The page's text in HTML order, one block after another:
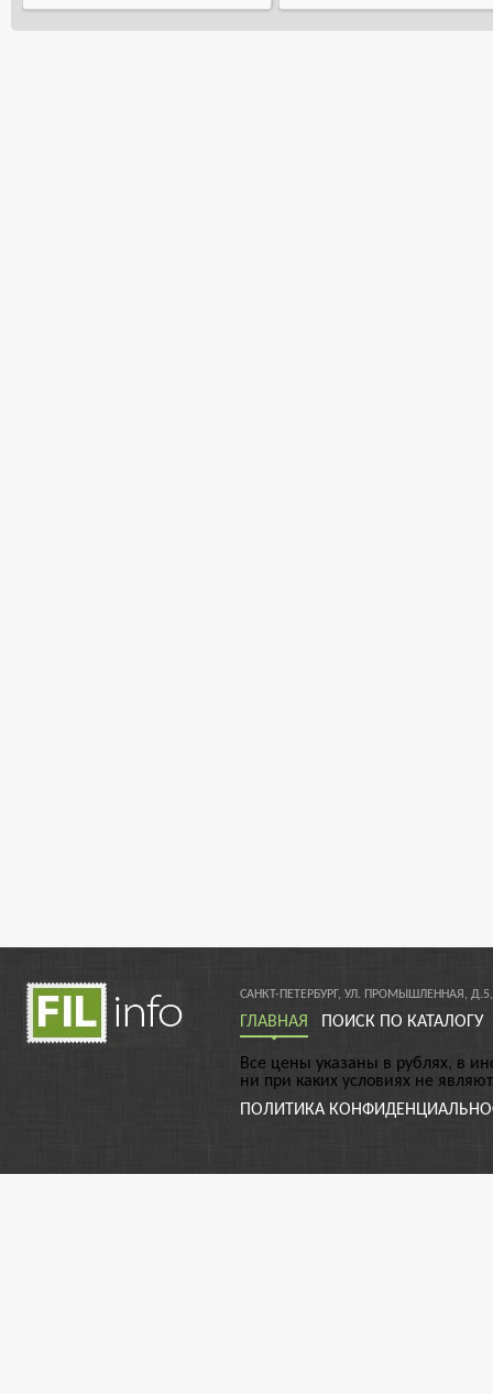
САНКТ-ПЕТЕРБУРГ, УЛ. ПРОМЫШЛЕННАЯ,
ГЛАВНАЯ ПОИСК ПО КАТАЛОГУ
Все цены указаны в рублях, в
ни при каких условиях не
ПОЛИТИКА